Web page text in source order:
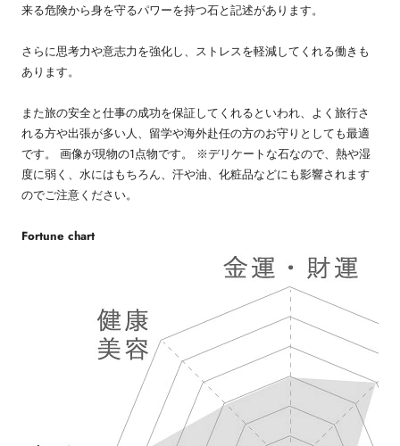
来る危険から身を守るパワーを持つ石と記述があります。
さらに思考力や意志力を強化し、ストレスを軽減してくれる働きも
あります。
また旅の安全と仕事の成功を保証してくれるといわれ、よく旅行さ
れる方や出張が多い人、留学や海外赴任の方のお守りとしても最適
です。 画像が現物の1点物です。 ※デリケートな石なので、熱や湿
度に弱く、水にはもちろん、汗や油、化粧品などにも影響されます
のでご注意ください。
Fortune chart